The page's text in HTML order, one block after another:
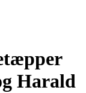
Harald